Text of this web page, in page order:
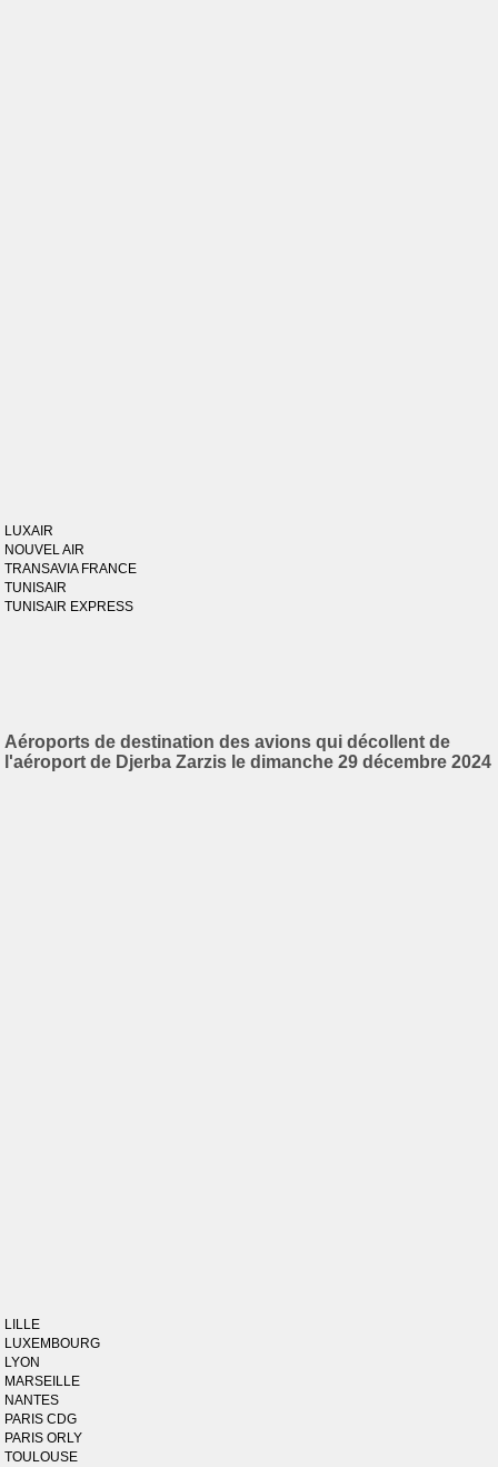
LUXAIR
NOUVEL AIR
TRANSAVIA FRANCE
TUNISAIR
TUNISAIR EXPRESS
Aéroports de destination des avions qui décollent de
l'aéroport de Djerba Zarzis le dimanche 29 décembre 2024
LILLE
LUXEMBOURG
LYON
MARSEILLE
NANTES
PARIS CDG
PARIS ORLY
TOULOUSE